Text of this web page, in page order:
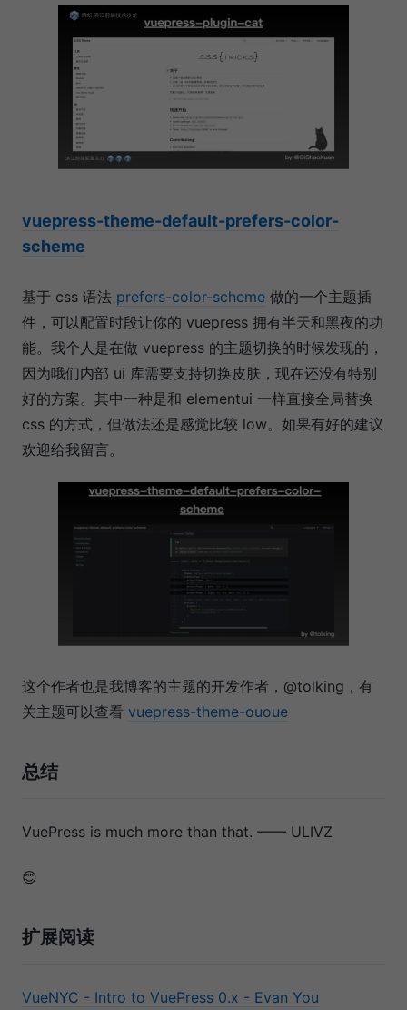
vuepress-theme-default-prefers-color-
scheme
基于 css 语法 prefers-color-scheme 做的一个主题插
件，可以配置时段让你的 vuepress 拥有半天和黑夜的功
能。我个人是在做 vuepress 的主题切换的时候发现的，
因为哦们内部 ui 库需要支持切换皮肤，现在还没有特别
好的方案。其中一种是和 elementui 一样直接全局替换
css 的方式，但做法还是感觉比较 low。如果有好的建议
欢迎给我留言。
这个作者也是我博客的主题的开发作者，@tolking，有
关主题可以查看 vuepress-theme-ououe
总结
VuePress is much more than that. —— ULIVZ
😊
扩展阅读
VueNYC - Intro to VuePress 0.x - Evan You